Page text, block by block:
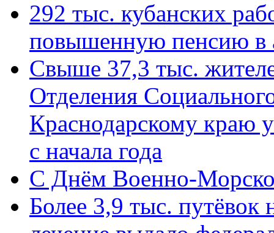
292 тыс. кубанских
повышенную пенсию в
Свыше 37,3 тыс.
Отделения
Краснодарскому краю
с начала года
C Днём Военно-
Более 3,9 тыс. путёвок